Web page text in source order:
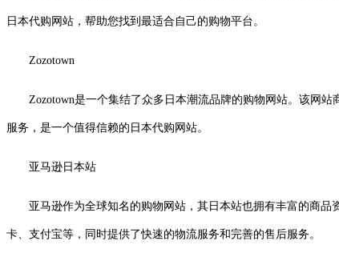
日本代购网站，帮助您找到最适合自己的购物平台。
Zozotown
Zozotown是一个集结了众多日本潮流品牌的购物网站。该网
服务，是一个值得信赖的日本代购网站。
亚马逊日本站
亚马逊作为全球知名的购物网站，其日本站也拥有丰富的商
卡、支付宝等，同时提供了快速的物流服务和完善的售后服务。